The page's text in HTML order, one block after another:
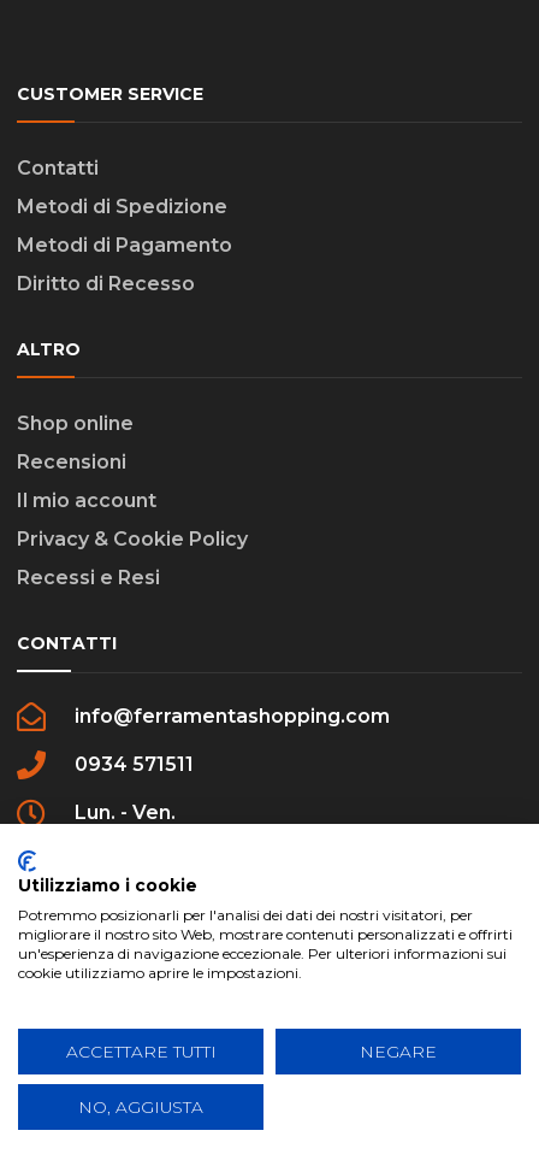
CUSTOMER SERVICE
Contatti
Metodi di Spedizione
Metodi di Pagamento
Diritto di Recesso
ALTRO
Shop online
Recensioni
Il mio account
Privacy & Cookie Policy
Recessi e Resi
CONTATTI
info@ferramentashopping.com
0934 571511
Lun. - Ven.
Creative Agency | All Rights Reserved.
Utilizziamo i cookie
Potremmo posizionarli per l'analisi dei dati dei nostri visitatori, per
migliorare il nostro sito Web, mostrare contenuti personalizzati e offrirti
un'esperienza di navigazione eccezionale. Per ulteriori informazioni sui
cookie utilizziamo aprire le impostazioni.
ACCETTARE TUTTI NEGARE
NO, AGGIUSTA